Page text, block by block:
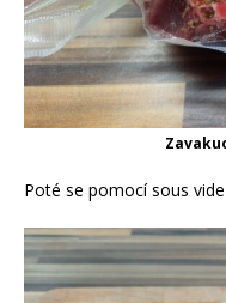
Poté se pomocí sous